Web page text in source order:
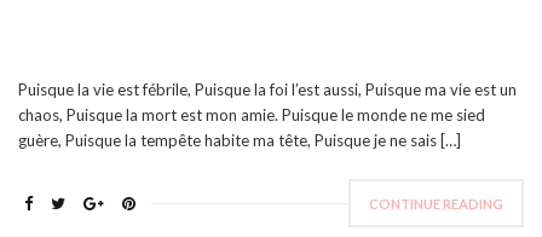
Puisque la vie est fébrile, Puisque la foi l’est aussi, Puisque ma vie est un
chaos, Puisque la mort est mon amie. Puisque le monde ne me sied
guère, Puisque la tempête habite ma tête, Puisque je ne sais […]
CONTINUE READING